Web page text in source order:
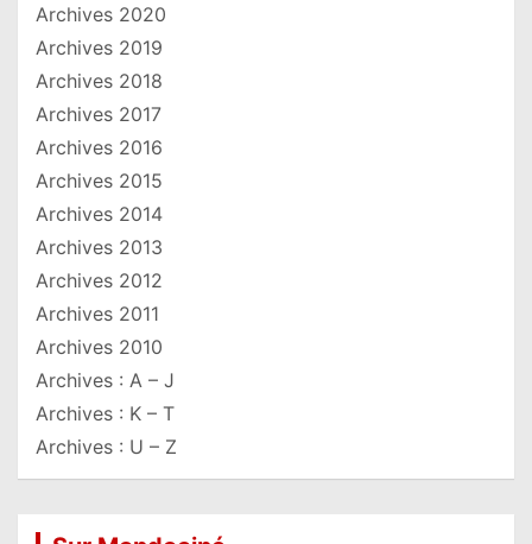
Archives 2020
Archives 2019
Archives 2018
Archives 2017
Archives 2016
Archives 2015
Archives 2014
Archives 2013
Archives 2012
Archives 2011
Archives 2010
Archives : A – J
Archives : K – T
Archives : U – Z